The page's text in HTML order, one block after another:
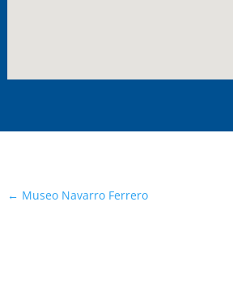
← Museo Navarro Ferrero